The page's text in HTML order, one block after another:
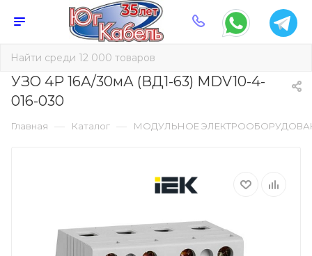
УЗО 4Р 16А/30мА (ВД1-63) MDV10-4-
016-030
Главная — Каталог — МОДУЛЬНОЕ